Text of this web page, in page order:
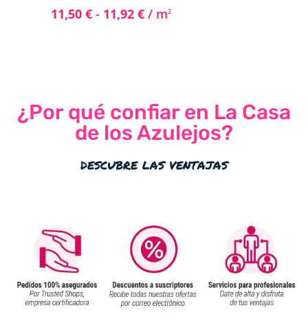
11,50 € - 11,92 € / m2
¿Por qué confiar en La Casa
de los Azulejos?
descubre las ventajas